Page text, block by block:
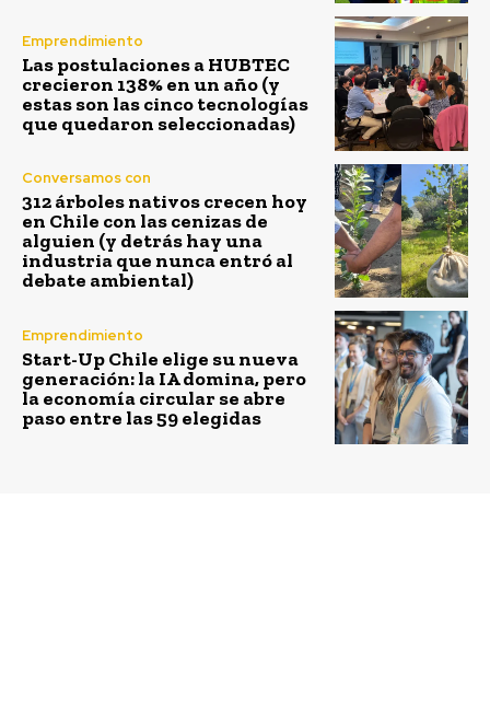
Emprendimiento
Las postulaciones a HUBTEC
crecieron 138% en un año (y
estas son las cinco tecnologías
que quedaron seleccionadas)
Conversamos con
312 árboles nativos crecen hoy
en Chile con las cenizas de
alguien (y detrás hay una
industria que nunca entró al
debate ambiental)
Emprendimiento
Start-Up Chile elige su nueva
generación: la IA domina, pero
la economía circular se abre
paso entre las 59 elegidas